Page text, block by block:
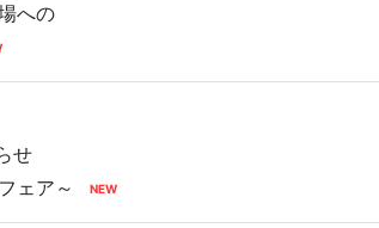
への
せ
ェア～